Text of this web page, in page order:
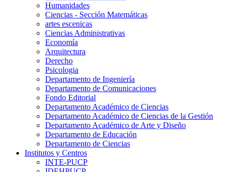
Humanidades
Ciencias - Sección Matemáticas
artes escenicas
Ciencias Administrativas
Economía
Arquitectura
Derecho
Psicologia
Departamento de Ingeniería
Departamento de Comunicaciones
Fondo Editorial
Departamento Académico de Ciencias
Departamento Académico de Ciencias de la Gestión
Departamento Académico de Arte y Diseño
Departamento de Educación
Departamento de Ciencias
Institutos y Centros
INTE-PUCP